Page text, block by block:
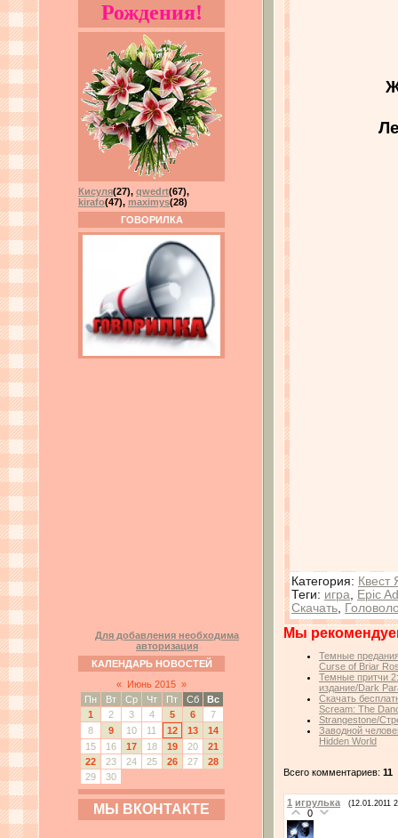
Рождения!
Кисуля(27), qwedrt(67),
kirafo(47), maximys(28)
ГОВОРИЛКА
Для добавления необходима
авторизация
КАЛЕНДАРЬ НОВОСТЕЙ
«
Июнь 2015 »
Пн
Вт Ср Чт Пт Сб
Вс
1
2 3 4 5 6
7
8
9 10 11 12 13
14
15
16 17 18 19 20
21
22
23 24 25 26 27
28
29
30
МЫ ВКОНТАКТЕ
Категория: Квест
Теги: игра
Epic
Скачать
Мы
Темные
Curse of Briar
Темные притчи
издание/Dark
Скачать
Scream: The
Strangestone/
Заводной
Hidden World
Всего комментариев: 11
1 игрулька (12.01.2011
0